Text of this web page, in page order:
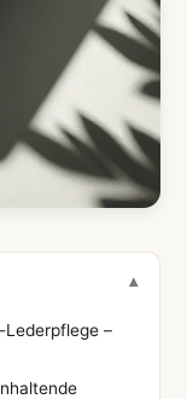
Lederpflege –